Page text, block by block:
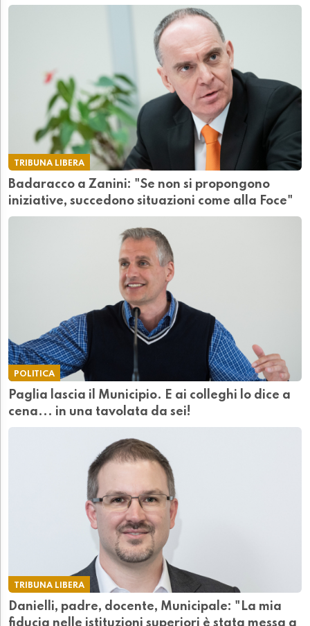
TRIBUNA LIBERA
Badaracco a Zanini: "Se non si propongono
iniziative, succedono situazioni come alla Foce"
POLITICA
Paglia lascia il Municipio. E ai colleghi lo dice a
cena... in una tavolata da sei!
TRIBUNA LIBERA
Danielli, padre, docente, Municipale: "La mia
fiducia nelle istituzioni superiori è stata messa a